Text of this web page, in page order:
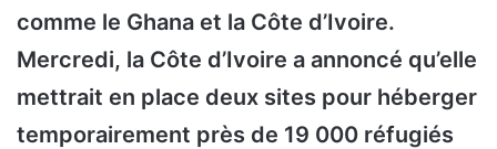
comme le Ghana et la Côte d’Ivoire.
Mercredi, la Côte d’Ivoire a annoncé qu’elle
mettrait en place deux sites pour héberger
temporairement près de 19 000 réfugiés